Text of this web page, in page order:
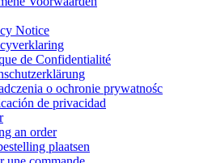
Notice
de Confidentialité
o ochronie prywatnośc
de privacidad
an order
plaatsen